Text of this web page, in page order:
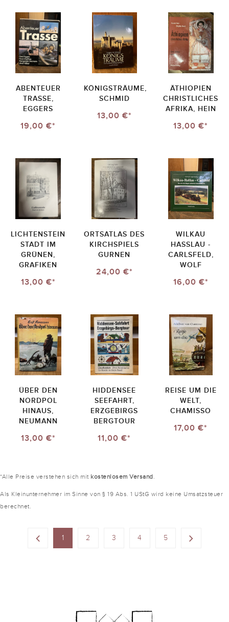
ABENTEUER
TRASSE,
EGGERS
19,00 €*
KÖNIGSTRÄUME,
SCHMID
13,00 €*
ÄTHIOPIEN
CHRISTLICHES
AFRIKA, HEIN
13,00 €*
LICHTENSTEIN
STADT IM
GRÜNEN,
GRAFIKEN
13,00 €*
ORTSATLAS DES
KIRCHSPIELS
GURNEN
24,00 €*
WILKAU
HASSLAU - C
ARLSFELD, W
OLF
16,00 €*
ÜBER DEN
NORDPOL
HINAUS,
NEUMANN
13,00 €*
HIDDENSEE
SEEFAHRT,
ERZGEBIRGS
BERGTOUR
11,00 €*
REISE UM DIE
WELT,
CHAMISSO
17,00 €*
*Alle Preise verstehen sich mit kostenlosem Versand.
Als Kleinunternehmer im Sinne von § 19 Abs. 1 UStG wird keine Umsatzsteuer
berechnet.
1 2 3 4 5